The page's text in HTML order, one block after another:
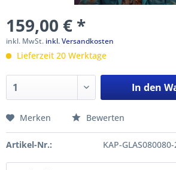
159,00 € *
inkl. MwSt. inkl. Versandkosten
Lieferzeit 20 Werktage
In den
Merken Bewerten
Artikel-Nr.: KAP-